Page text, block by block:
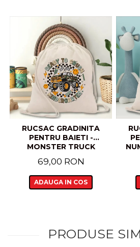
RUCSAC GRADINITA
PENTRU BAIETI -
MONSTER TRUCK
69,00 RON
ADAUGA IN COS
PRODUSE